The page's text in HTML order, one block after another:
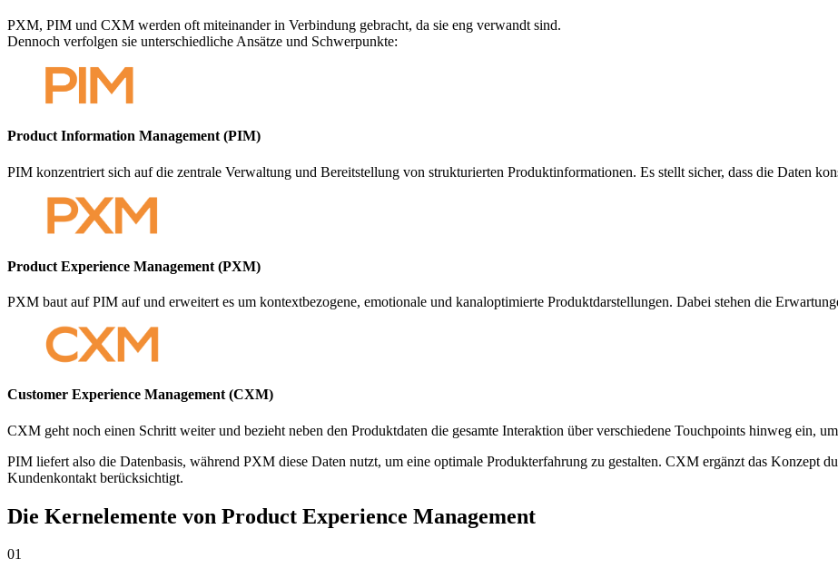
PXM, PIM und CXM werden oft miteinander in Verbindung gebracht, da sie eng verwandt sind. ­
Dennoch verfolgen sie unterschiedliche Ansätze und Schwerpunkte:
Product Information Management (PIM)
PIM konzentriert sich auf die zentrale Verwaltung und Bereitstellung von strukturierten Produktinformationen. Es stellt sicher, dass die Daten
Product Experience Management (PXM)
PXM baut auf PIM auf und erweitert es um kontextbezogene, emotionale und kanaloptimierte Produktdarstellungen. Dabei stehen die
Customer Experience Management (CXM)
CXM geht noch einen Schritt weiter und bezieht neben den Produktdaten die gesamte Interaktion über verschiedene Touchpoints hinweg ein,
PIM liefert also die Datenbasis, während PXM diese Daten nutzt, um eine optimale Produkterfahrung zu gestalten. CXM ergänzt das Konzept
Kundenkontakt berücksichtigt.
Die Kernelemente von Product Experience Management
01